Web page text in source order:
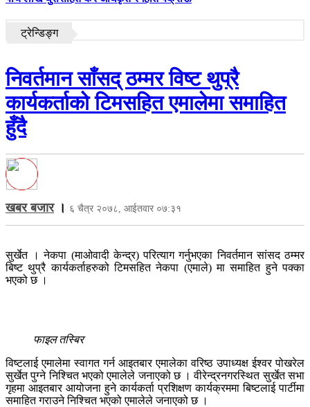
ट्रेन्डिङ्ग
निवर्तमान साँसद् ठम्मर विष्ट थुप्रै
कार्यकर्ताको टिमसहित एमालेमा समाहित
हुँदै
खबर बजार। ६ चैत्र २०७८, आईतवार ०७:३१
सुर्खेत । नेकपा (माओवादी केन्द्र) परित्याग गर्नुभएका निवर्तमान सांसद ठम्मर
बिष्ट थुप्रै कार्यकर्ताहरुको टिमसहित नेकपा (एमाले) मा समाहित हुने पक्का
भएको छ ।
फाइल तस्बिर
विष्टलाई एमालेमा स्वागत गर्न आइतबार एमालेका वरिष्ठ उपाध्यक्ष ईश्वर पोखरेल
सुर्खेत पुग्ने निश्चित भएको एमालेले जनाएको छ । वीरेन्द्रनगरस्थित सुर्खेत सभा
गृहमा आइतबार आयोजना हुने कार्यकर्ता प्रशिक्षण कार्यक्रममा बिष्टलाई पार्टीमा
समाहित गराउने निश्चित भएको एमालेले जनाएको छ ।